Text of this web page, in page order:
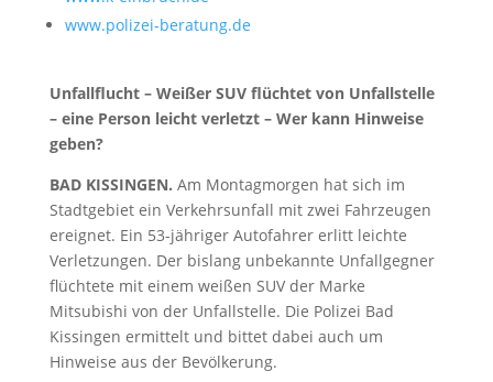
www.polizei-beratung.de
Unfallflucht – Weißer SUV flüchtet von Unfallstelle
– eine Person leicht verletzt – Wer kann Hinweise
geben?
BAD KISSINGEN. Am Montagmorgen hat sich im
Stadtgebiet ein Verkehrsunfall mit zwei Fahrzeugen
ereignet. Ein 53-jähriger Autofahrer erlitt leichte
Verletzungen. Der bislang unbekannte Unfallgegner
flüchtete mit einem weißen SUV der Marke
Mitsubishi von der Unfallstelle. Die Polizei Bad
Kissingen ermittelt und bittet dabei auch um
Hinweise aus der Bevölkerung.